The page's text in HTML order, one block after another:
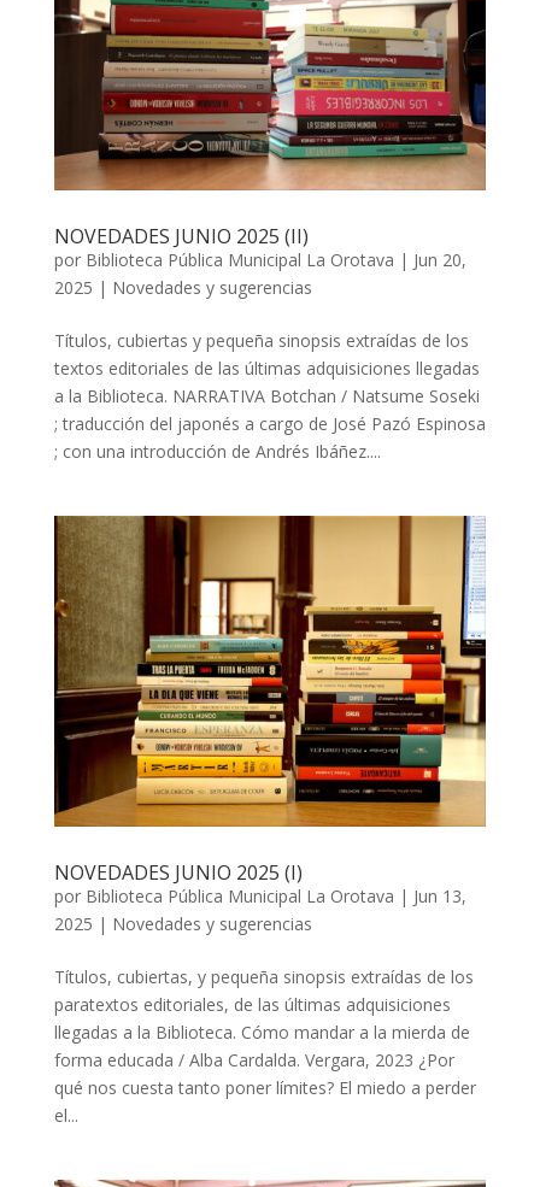
NOVEDADES JUNIO 2025 (II)
por Biblioteca Pública Municipal La Orotava | Jun 20,
2025 | Novedades y sugerencias
Títulos, cubiertas y pequeña sinopsis extraídas de los
textos editoriales de las últimas adquisiciones llegadas
a la Biblioteca. NARRATIVA Botchan / Natsume Soseki
; traducción del japonés a cargo de José Pazó Espinosa
; con una introducción de Andrés Ibáñez....
NOVEDADES JUNIO 2025 (I)
por Biblioteca Pública Municipal La Orotava | Jun 13,
2025 | Novedades y sugerencias
Títulos, cubiertas, y pequeña sinopsis extraídas de los
paratextos editoriales, de las últimas adquisiciones
llegadas a la Biblioteca. Cómo mandar a la mierda de
forma educada / Alba Cardalda. Vergara, 2023 ¿Por
qué nos cuesta tanto poner límites? El miedo a perder
el...